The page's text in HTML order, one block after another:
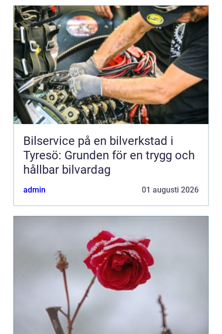
Bilservice på en bilverkstad i
Tyresö: Grunden för en trygg och
hållbar bilvardag
admin 01 augusti 2026